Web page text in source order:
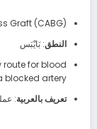
Graft (CABG)
النطق: بَايْبَس
route for blood
artery.
تعريف بالعربية: